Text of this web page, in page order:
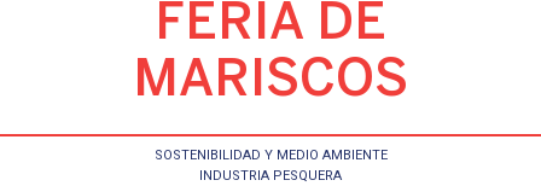
FERIA DE
MARISCOS
SOSTENIBILIDAD Y MEDIO AMBIENTE
INDUSTRIA PESQUERA